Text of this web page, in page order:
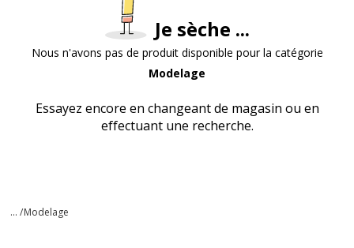
Je sèche ...
Nous n'avons pas de produit disponible pour la catégorie
Modelage
Essayez encore en changeant de magasin ou en
effectuant une recherche.
... /Modelage